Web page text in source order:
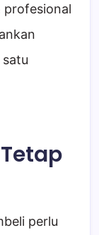
profesional
perlu